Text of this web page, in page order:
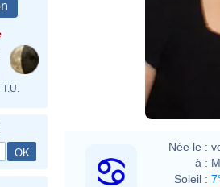
Née le :
à :
Soleil :